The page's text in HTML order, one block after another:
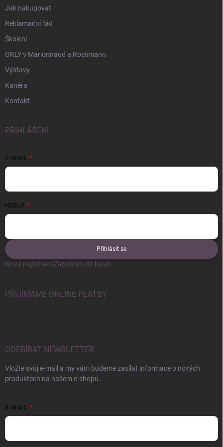
Jak nakupovat
Reklamační řád
Školení
ORLY v Marionnaud a Rossmann
Výstavy
Kariéra
Kontakt
PŘIHLÁŠENÍ
E-MAIL
HESLO
Přihlásit se
Nová registraceZapomenuté heslo
PŘIJÍMÁME ONLINE PLATBY
ODEBÍRAT NEWSLETTER
Vložte svůj e-mail a my vám budeme zasílat informace o nových
produktech na našem e-shopu.
E-MAIL